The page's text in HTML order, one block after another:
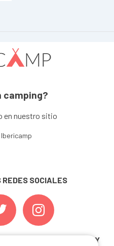
camping?
en nuestro sitio
REDES SOCIALES
OFERTAS, CONCURSOS Y